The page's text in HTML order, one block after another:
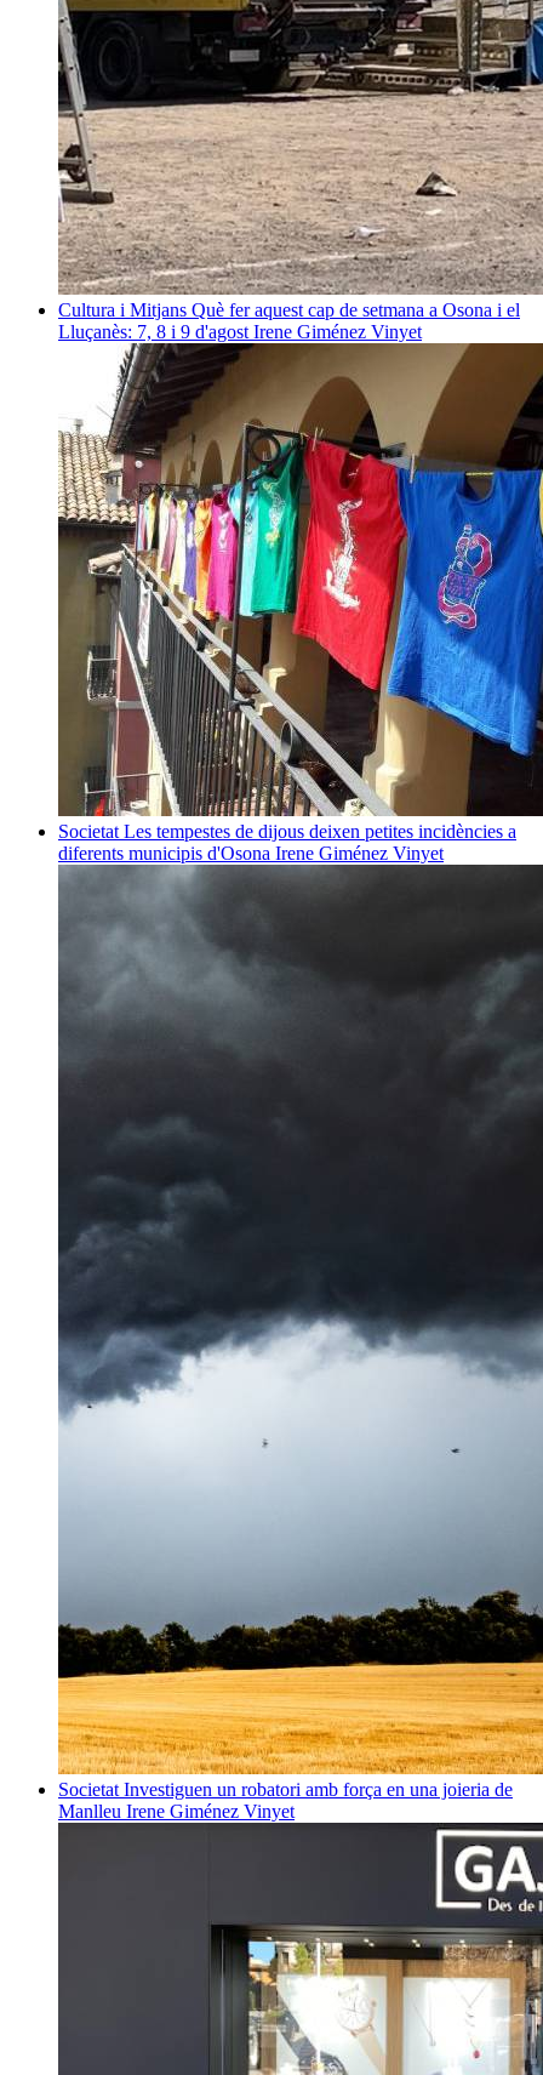
Cultura i Mitjans Què fer aquest cap de setmana a Osona i el
Lluçanès: 7, 8 i 9 d'agost Irene Giménez Vinyet
Societat Les tempestes de dijous deixen petites incidències a
diferents municipis d'Osona Irene Giménez Vinyet
Societat Investiguen un robatori amb força en una joieria de
Manlleu Irene Giménez Vinyet